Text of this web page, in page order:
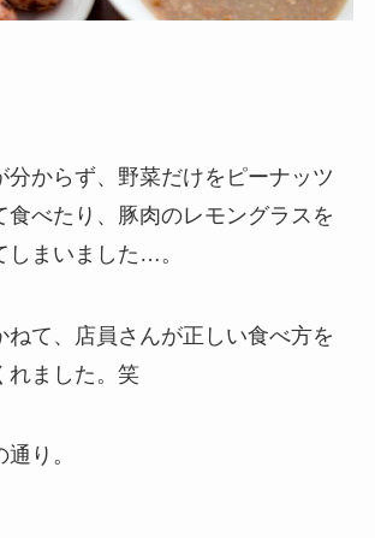
分からず、野菜だけをピーナッツ
食べたり、豚肉のレモングラスを
しまいました…。
ねて、店員さんが正しい食べ方を
れました。笑
り。